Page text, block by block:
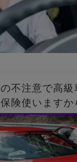
の不注意で高
使いますか
父『来ない…